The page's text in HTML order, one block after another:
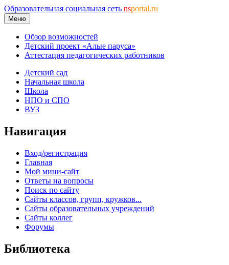
Образовательная социальная сеть nsportal.ru
Меню
Обзор возможностей
Детский проект «Алые паруса»
Аттестация педагогических работников
Детский сад
Начальная школа
Школа
НПО и СПО
ВУЗ
Навигация
Вход/регистрация
Главная
Мой мини-сайт
Ответы на вопросы
Поиск по сайту
Сайты классов, групп, кружков...
Сайты образовательных учреждений
Сайты коллег
Форумы
Библиотека